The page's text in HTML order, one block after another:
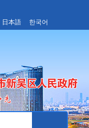
日本語 한국어